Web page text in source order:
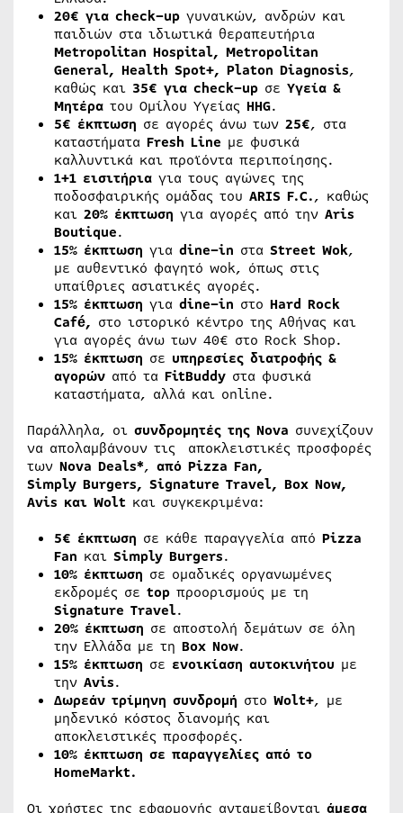
20€ για check–up γυναικών, ανδρών και
παιδιών στα ιδιωτικά θεραπευτήρια
Metropolitan Hospital, Metropolitan
General, Health Spot+, Platon Diagnosis,
καθώς και 35€ για check–up σε Υγεία &
Μητέρα του Ομίλου Υγείας HHG.
5€ έκπτωση σε αγορές άνω των 25€, στα
καταστήματα Fresh Line με φυσικά
καλλυντικά και προϊόντα περιποίησης.
1+1 εισιτήρια για τους αγώνες της
ποδοσφαιρικής ομάδας του ARIS F.C., καθώς
και 20% έκπτωση για αγορές από την Aris
Boutique.
15% έκπτωση για dine–in στα Street Wok,
με αυθεντικό φαγητό wok, όπως στις
υπαίθριες ασιατικές αγορές.
15% έκπτωση για dine–in στο Hard Rock
Café, στο ιστορικό κέντρο της Αθήνας και
για αγορές άνω των 40€ στο Rock Shop.
15% έκπτωση σε υπηρεσίες διατροφής &
αγορών από τα FitBuddy στα φυσικά
καταστήματα, αλλά και online.
Παράλληλα, οι συνδρομητές της Nova συνεχίζουν
να απολαμβάνουν τις αποκλειστικές προσφορές
των Nova Deals*, από Pizza Fan,
Simply Burgers, Signature Travel, Box Now,
Avis και Wolt και συγκεκριμένα:
5€ έκπτωση σε κάθε παραγγελία από Pizza
Fan και Simply Burgers.
10% έκπτωση σε ομαδικές οργανωμένες
εκδρομές σε top προορισμούς με τη
Signature Travel.
20% έκπτωση σε αποστολή δεμάτων σε όλη
την Ελλάδα με τη Box Now.
15% έκπτωση σε ενοικίαση αυτοκινήτου με
την Avis.
Δωρεάν τρίμηνη συνδρομή στο Wolt+, με
μηδενικό κόστος διανομής και
αποκλειστικές προσφορές.
10% έκπτωση σε παραγγελίες από το
HomeMarkt.
Οι χρήστες της εφαρμογής ανταμείβονται άμεσα